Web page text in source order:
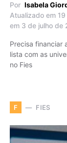
Por Isabela
Atualizado em
em 3 de julho de
Precisa financiar
lista com as
no Fies
F FIES